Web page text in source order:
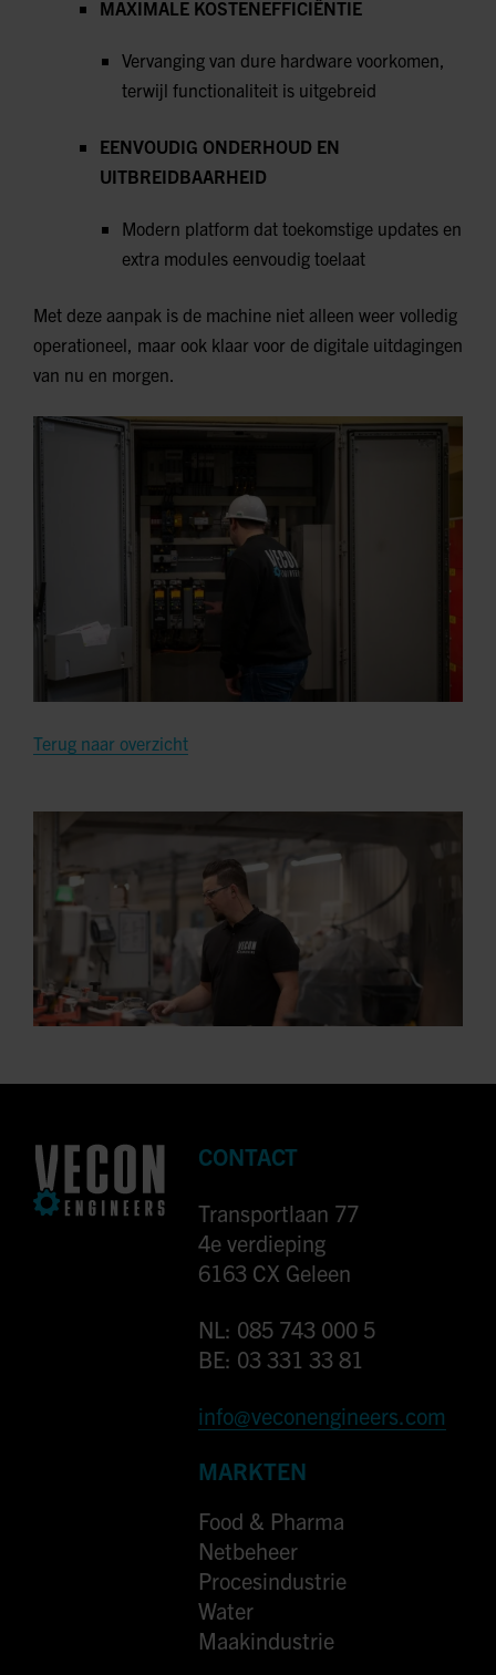
MAXIMALE KOSTENEFFICIËNTIE
Vervanging van dure hardware voorkomen,
terwijl functionaliteit is uitgebreid
EENVOUDIG ONDERHOUD EN
UITBREIDBAARHEID
Modern platform dat toekomstige updates en
extra modules eenvoudig toelaat
Met deze aanpak is de machine niet alleen weer volledig
operationeel, maar ook klaar voor de digitale uitdagingen
van nu en morgen.
Terug naar overzicht
CONTACT
Transportlaan 77
4e verdieping
6163 CX Geleen
NL: 085 743 000 5
BE: 03 331 33 81
info@veconengineers.com
MARKTEN
Food & Pharma
Netbeheer
Procesindustrie
Water
Maakindustrie